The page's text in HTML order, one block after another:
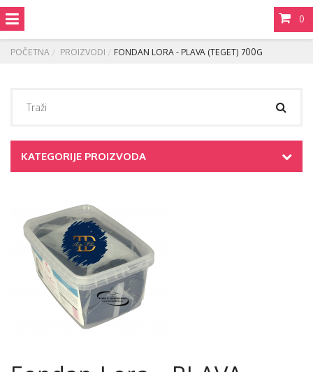
0
POČETNA PROIZVODI FONDAN LORA - PLAVA (TEGET) 700G
KATEGORIJE PROIZVODA